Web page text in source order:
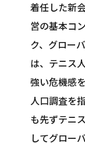
着任した新
営の基本コ
ク、グロー
は、テニス
強い危機感
人口調査を
も先ずテニ
してグロー